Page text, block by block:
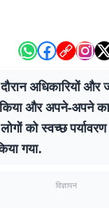
अधिकारियों और
किया और अपने-अपने
को स्वच्छ
गया.
विज्ञापन